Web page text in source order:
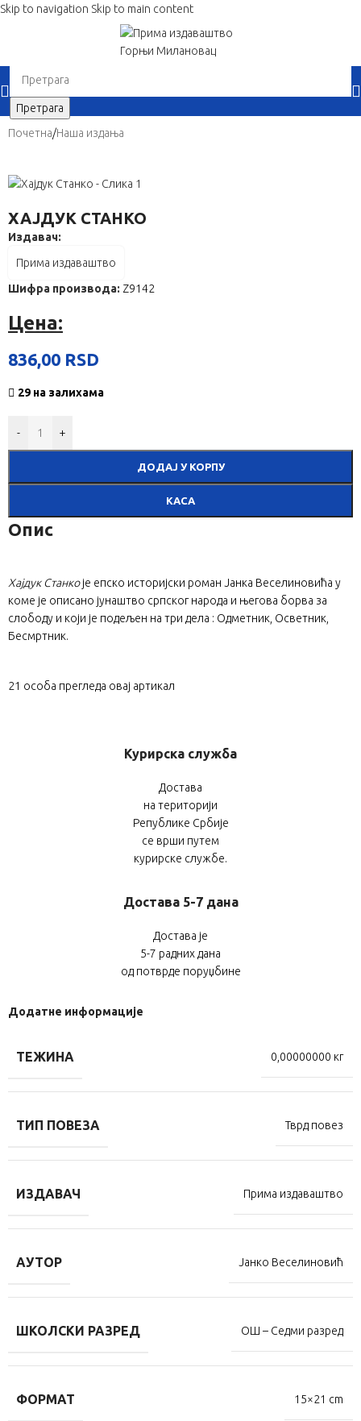
Skip to navigation Skip to main content
Претрага
Почетна/Наша издања
ХАЈДУК СТАНКО
Издавач:
Прима издаваштво
Шифра производа: Z9142
Цена:
836,00 RSD
29 на залихама
- +
ДОДАЈ У КОРПУ
КАСА
Опис
Хајдук Станкоје епско историјски роман Јанка Веселиновића у
коме је описано јунаштво српског народа и његова борва за
слободу и који је подељен на три дела : Одметник, Осветник,
Бесмртник.
21 особа прегледа овај артикал
Курирска служба
Достава
на територији
Републике Србије
се врши путем
курирске службе.
Достава 5-7 дана
Достава је
5-7 радних дана
од потврде поруџбине
Додатне информације
ТЕЖИНА 0,00000000 кг
ТИП ПОВЕЗА Тврд повез
ИЗДАВАЧ Прима издаваштво
АУТОР Јанко Веселиновић
ШКОЛСКИ РАЗРЕД ОШ – Седми разред
ФОРМАТ 15×21 cm